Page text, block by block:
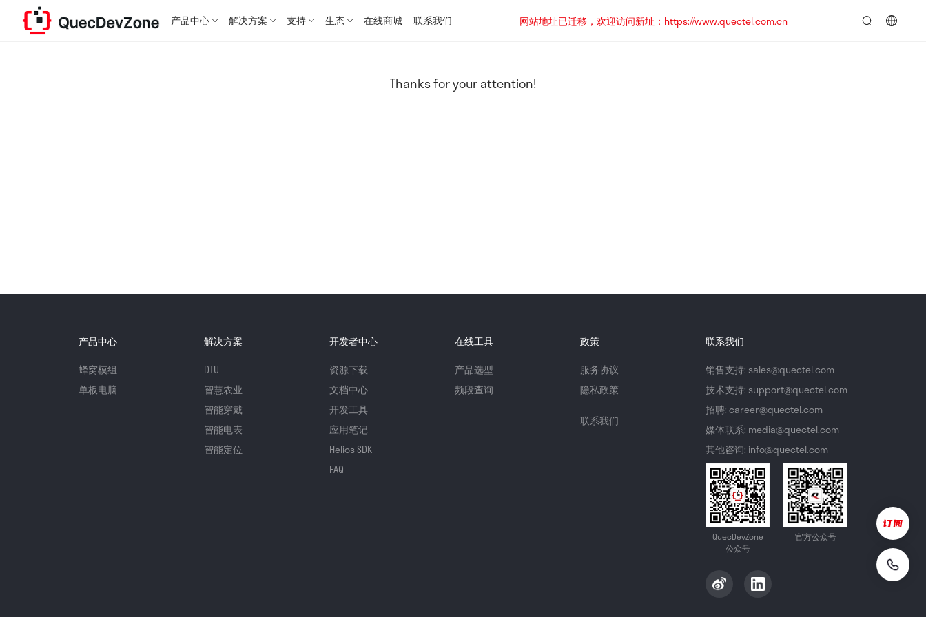
产品中心 解决方案 支持 生态 在线商城 联系我们
网站地址已迁移，欢迎访问新址：https://www.quectel.com.cn
Thanks for your attention!
产品中心
蜂窝模组
单板电脑
解决方案
DTU
智慧农业
智能穿戴
智能电表
智能定位
开发者中心
资源下载
文档中心
开发工具
应用笔记
Helios SDK
FAQ
在线工具
产品选型
频段查询
政策
服务协议
隐私政策
联系我们
联系我们
销售支持: sales@quectel.com
技术支持: support@quectel.com
招聘: career@quectel.com
媒体联系: media@quectel.com
其他咨询: info@quectel.com
QuecDevZone
公众号
官方公众号